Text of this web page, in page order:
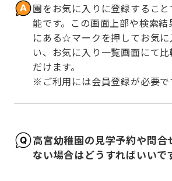
園をお気に入りに登録するこ
能です。この画面上部や検索
にある☆マークを押してお気
い、お気に入り一覧画面にて
だけます。
※ご利用には会員登録が必要で
高宮幼稚園の見学予約や問合
ない場合はどうすればいいで